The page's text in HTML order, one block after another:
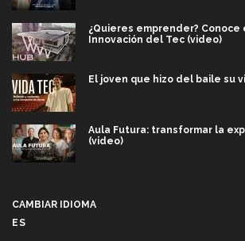
¿Quieres emprender? Conoce
Innovación del Tec (video)
El joven que hizo del baile su
Aula Futura: transformar la
(video)
CAMBIAR IDIOMA
ES